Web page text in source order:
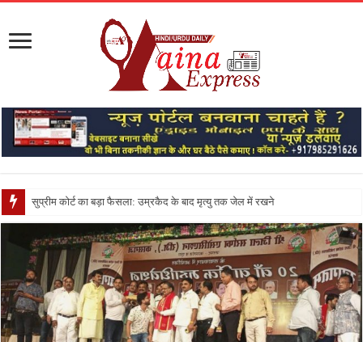
सुप्रीम कोर्ट का बड़ा फैसला: उम्रकैद के बाद मृत्यु तक जेल में रखने की सजा संविधान के अन